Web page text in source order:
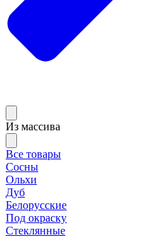
Из массива
Все товары
Сосны
Ольхи
Дуб
Белорусские
Под окраску
Стеклянные